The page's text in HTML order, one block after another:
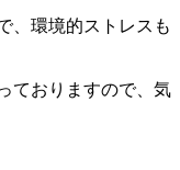
、環境的ストレスも
ておりますので、気